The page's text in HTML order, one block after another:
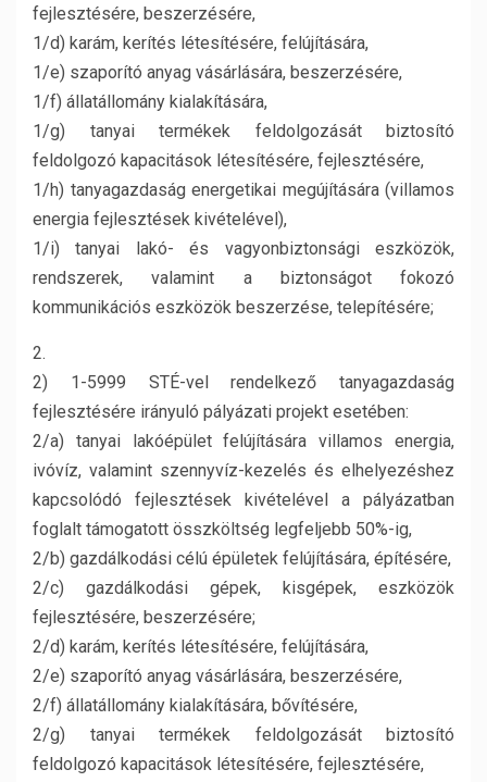
fejlesztésére, beszerzésére,
1/d) karám, kerítés létesítésére, felújítására,
1/e) szaporító anyag vásárlására, beszerzésére,
1/f) állatállomány kialakítására,
1/g) tanyai termékek feldolgozását biztosító
feldolgozó kapacitások létesítésére, fejlesztésére,
1/h) tanyagazdaság energetikai megújítására (villamos
energia fejlesztések kivételével),
1/i) tanyai lakó- és vagyonbiztonsági eszközök,
rendszerek, valamint a biztonságot fokozó
kommunikációs eszközök beszerzése, telepítésére;
2.
2) 1-5999 STÉ-vel rendelkező tanyagazdaság
fejlesztésére irányuló pályázati projekt esetében:
2/a) tanyai lakóépület felújítására villamos energia,
ivóvíz, valamint szennyvíz-kezelés és elhelyezéshez
kapcsolódó fejlesztések kivételével a pályázatban
foglalt támogatott összköltség legfeljebb 50%-ig,
2/b) gazdálkodási célú épületek felújítására, építésére,
2/c) gazdálkodási gépek, kisgépek, eszközök
fejlesztésére, beszerzésére;
2/d) karám, kerítés létesítésére, felújítására,
2/e) szaporító anyag vásárlására, beszerzésére,
2/f) állatállomány kialakítására, bővítésére,
2/g) tanyai termékek feldolgozását biztosító
feldolgozó kapacitások létesítésére, fejlesztésére,